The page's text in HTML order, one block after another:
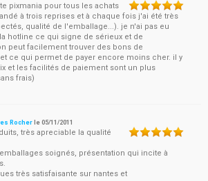
pixmania pour tous les achats
à trois reprises et à chaque fois j'ai été très
qualité de l'emballage...). je n'ai pas eu
hotline ce qui signe de sérieux et de
peut facilement trouver des bons de
ce qui permet de payer encore moins cher. il y
et les facilités de paiement sont un plus
frais)
Rocher le05/11/2011
très apreciable la qualité
soignés, présentation qui incite à
très satisfaisante sur nantes et